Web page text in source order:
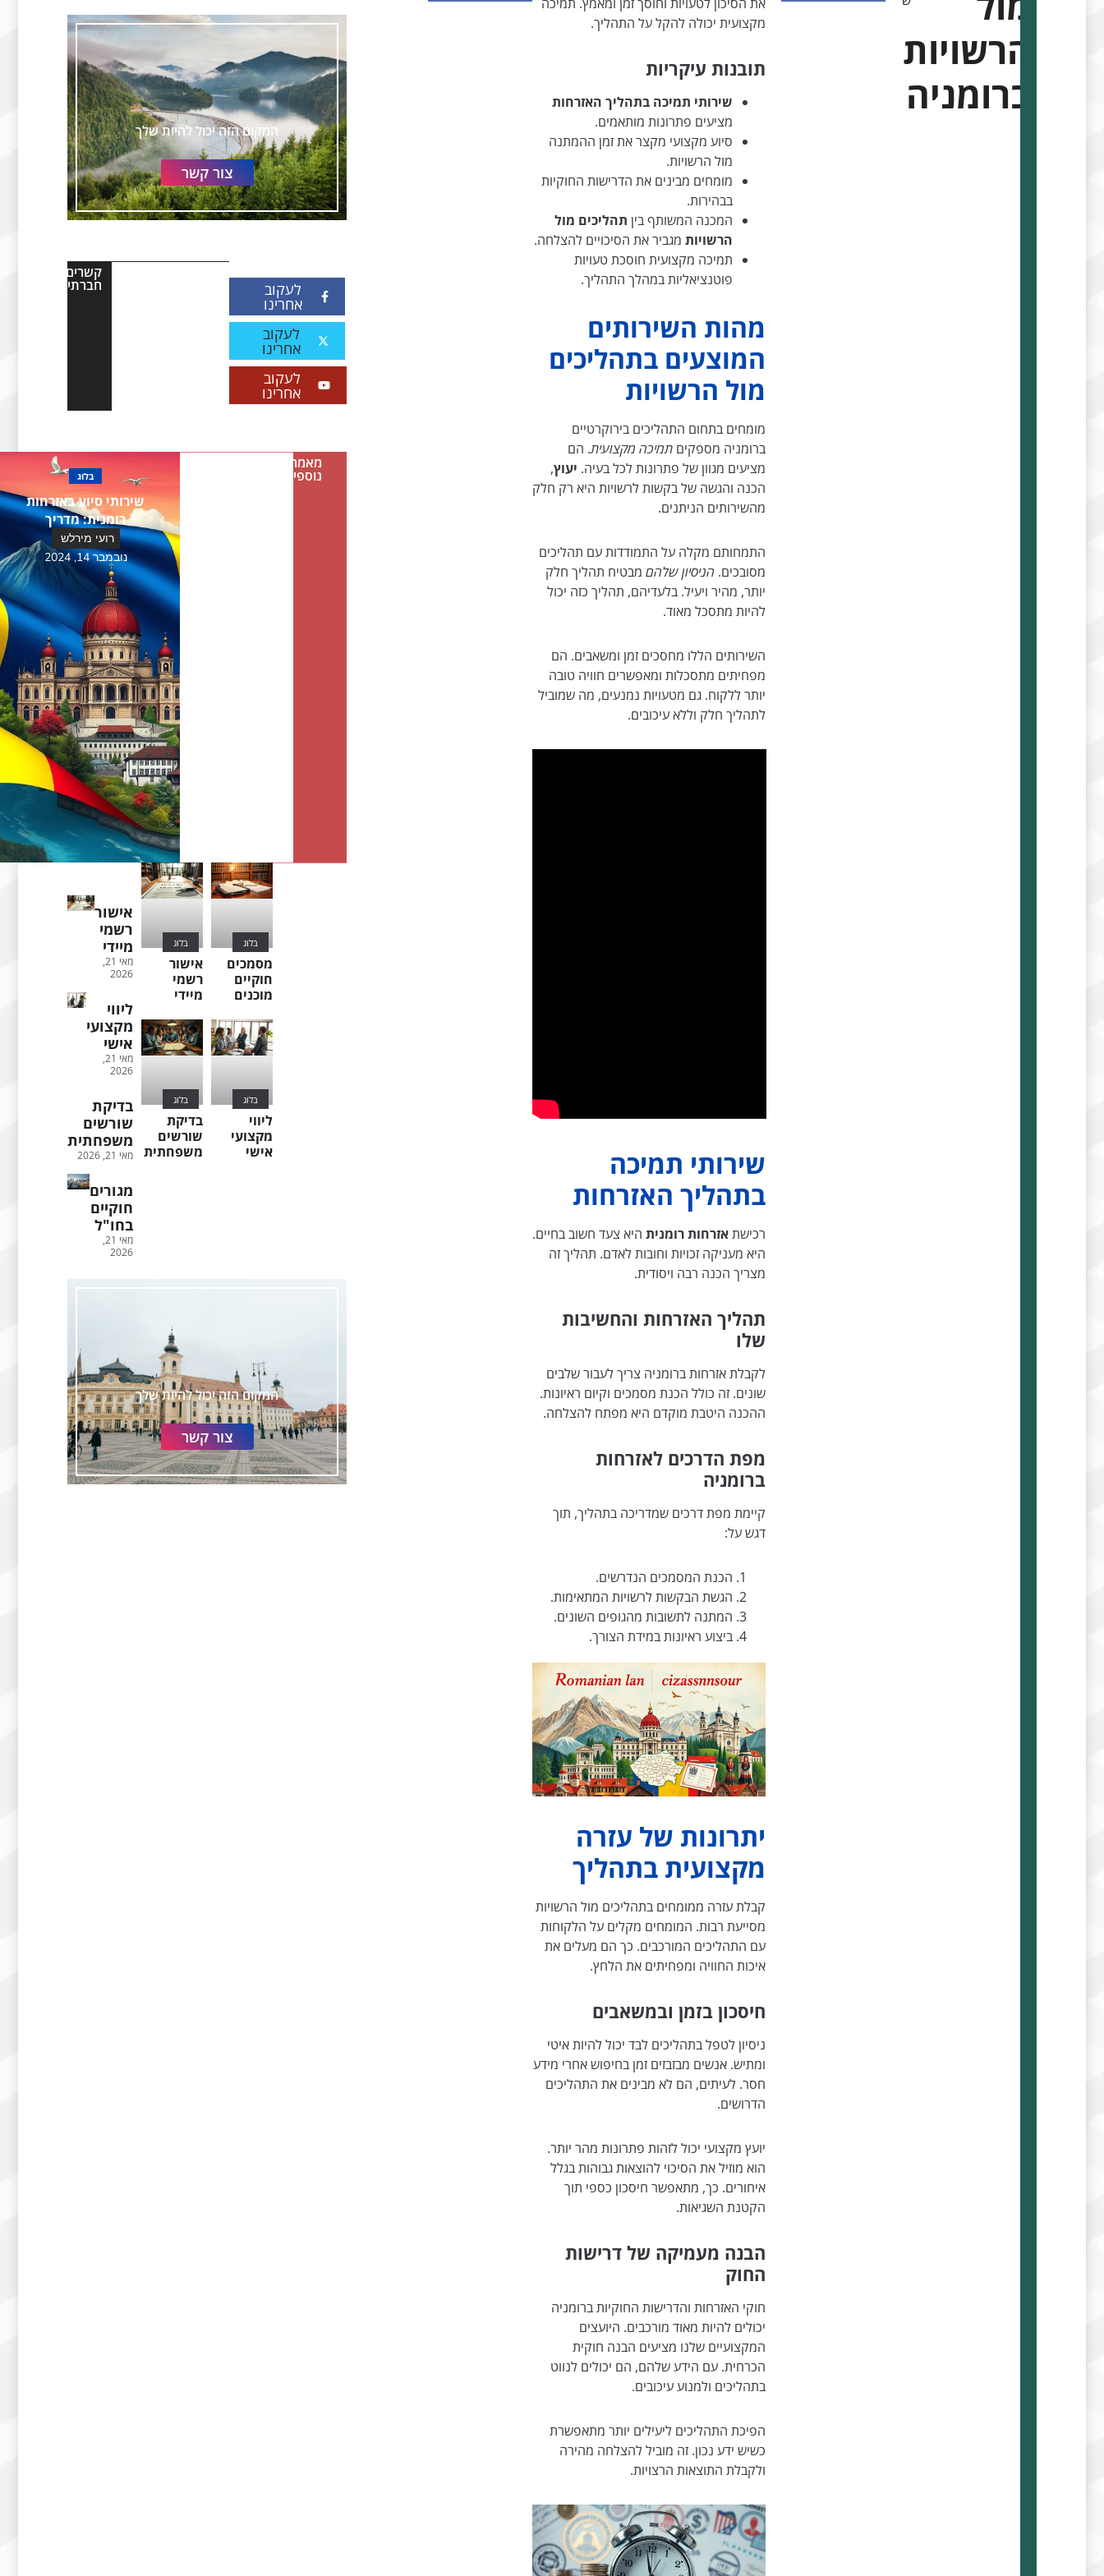
הרשויות
ברומניה
מקצועית יכולה להקל על התהליך.
תובנות עיקריות
שירותי תמיכה בתהליך האזרחות
מציעים פתרונות מותאמים.
סיוע מקצועי מקצר את זמן ההמתנה
מול הרשויות.
מומחים מבינים את הדרישות החוקיות
בבהירות.
המכנה המשותף בין תהליכים מול
הרשויותמגביר את הסיכויים להצלחה.
תמיכה מקצועית חוסכת טעויות
פוטנציאליות במהלך התהליך.
מהות השירותים
המוצעים בתהליכים
מול הרשויות
מומחים בתחום התהליכים בירוקרטיים
ברומניה מספקים תמיכה מקצועית. הם
מציעים מגוון של פתרונות לכל בעיה. יעוץ,
הכנה והגשה של בקשות לרשויות היא רק חלק
מהשירותים הניתנים.
התמחותם מקלה על התמודדות עם תהליכים
מסובכים. הניסיון שלהםמבטיח תהליך חלק
יותר, מהיר ויעיל. בלעדיהם, תהליך כזה יכול
להיות מתסכל מאוד.
השירותים הללו מחסכים זמן ומשאבים. הם
מפחיתים מתסכלות ומאפשרים חוויה טובה
יותר ללקוח. גם מטעויות נמנעים, מה שמוביל
לתהליך חלק וללא עיכובים.
שירותי תמיכה
בתהליך האזרחות
רכישתאזרחות רומניתהיא צעד חשוב בחיים.
היא מעניקה זכויות וחובות לאדם. תהליך זה
מצריך הכנה רבה ויסודית.
תהליך האזרחות והחשיבות
שלו
לקבלת אזרחות ברומניה צריך לעבור שלבים
שונים. זה כולל הכנת מסמכים וקיום ראיונות.
ההכנה היטבת מוקדם היא מפתח להצלחה.
מפת הדרכים לאזרחות
ברומניה
קיימת מפת דרכים שמדריכה בתהליך, תוך
דגש על:
הכנת המסמכים הנדרשים.
הגשת הבקשות לרשויות המתאימות.
המתנה לתשובות מהגופים השונים.
ביצוע ראיונות במידת הצורך.
יתרונות של עזרה
מקצועית בתהליך
קבלת עזרה ממומחים בתהליכים מול הרשויות
מסייעת רבות. המומחים מקלים על הלקוחות
עם התהליכים המורכבים. כך הם מעלים את
איכות החוויה ומפחיתים את הלחץ.
חיסכון בזמן ובמשאבים
ניסיון לטפל בתהליכים לבד יכול להיות איטי
ומתיש. אנשים מבזבזים זמן בחיפוש אחרי מידע
חסר. לעיתים, הם לא מבינים את התהליכים
הדרושים.
יועץ מקצועי יכול לזהות פתרונות מהר יותר.
הוא מוזיל את הסיכוי להוצאות גבוהות בגלל
איחורים. כך, מתאפשר חיסכון כספי תוך
הקטנת השגיאות.
הבנה מעמיקה של דרישות
החוק
חוקי האזרחות והדרישות החוקיות ברומניה
יכולים להיות מאוד מורכבים. היועצים
המקצועיים שלנו מציעים הבנה חוקית
הכרחית. עם הידע שלהם, הם יכולים לנווט
בתהליכים ולמנוע עיכובים.
הפיכת התהליכים ליעילים יותר מתאפשרת
כשיש ידע נכון. זה מוביל להצלחה מהירה
ולקבלת התוצאות הרצויות.
המקום הזה יכול להיות שלך
צור קשר
קשרים
חברתיים לעקוב
אחרינו
לעקוב
אחרינו
לעקוב
אחרינו
מאמרים
נוספים בלוג
שירותי סיוע באזרחות
רומנית: מדריך
רועי מירלש
נובמבר 14, 2024
בלוג
מסמכים
חוקיים
מוכנים
בלוג
אישור
רשמי
מיידי
בלוג
ליווי
מקצועי
אישי
בלוג
בדיקת
שורשים
משפחתית
אישור
רשמי
מיידי
מאי 21,
2026
ליווי
מקצועי
אישי
מאי 21,
2026
בדיקת
שורשים
משפחתית
מאי 21, 2026
מגורים
חוקיים
בחו"ל
מאי 21,
2026
המקום הזה יכול להיות שלך
צור קשר